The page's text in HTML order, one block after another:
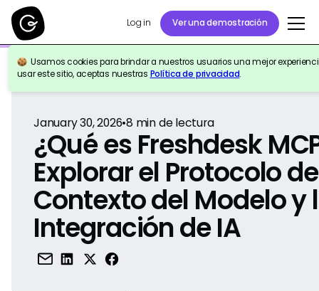
Log in Ver una demostración
Usamos cookies para brindar a nuestros usuarios una mejor
usar este sitio, aceptas nuestras Política de privacidad.
Volver a la Referencia
January 30, 2026•8min de lectura
¿Qué es Freshdesk
Explorar el Protocolo de
Contexto del Modelo y
Integración de IA